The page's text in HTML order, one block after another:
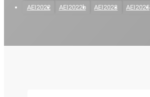
AEI2022
AEI2022b AEI2023 AEI2025